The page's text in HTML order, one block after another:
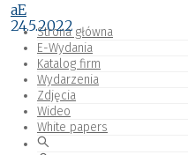
Strona główna
E-Wydania
Katalog firm
Wydarzenia
Zdjęcia
Wideo
White papers
aE
24.5.2022